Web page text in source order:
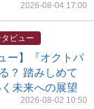
2026-08-04 17:00
ビュー
ー】『オクトパ
？ 踏みしめて
未来への展望
2026-08-02 10:50